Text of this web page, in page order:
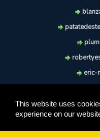
This website uses
experience on our
eric-
Ce site est réalisé et